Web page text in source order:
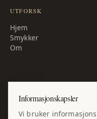
UTFORSK
Hjem
Smykker
Om
ÅPNINGSTIDER
Man – fre:10:00–17:00
Informasjonskapsler
Vi bruker